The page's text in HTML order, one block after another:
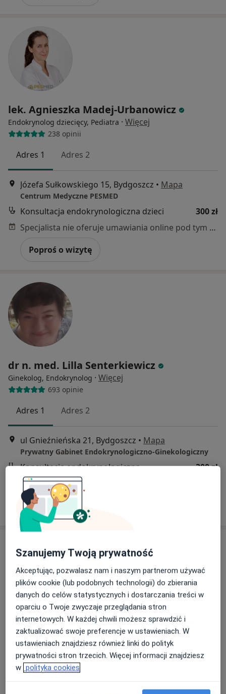
lek. Agnieszka Madej-Urbanowicz
Endokrynolog dziecięcy, Pediatra · Więcej
238 opinii
Adres 1 Adres 2
Józefa Sułkowskiego 15, Bydgoszcz • Mapa
Centrum Medyczne PESMED
Konsultacja endokrynologiczna dzieci
300 zł
Specjalista nie oferuje umawiania online pod tym adresem.
Poproś o wizytę
dr n. med. Lilla Senterkiewicz
Ginekolog, Endokrynolog · Więcej
693 opinie
Adres 1 Adres 2
ul Gnieźnieńska 21, Bydgoszcz • Mapa
Prywatny Gabinet Endokrynologiczno-Ginekologiczny
Konsultacja endokrynologiczna
300 zł
Poproś o wizytę
mgr Marta Fuz (Kubeł)
Dietetyk·Więcej
77 opinii
Adres 1 Adres 2
Szanujemy Twoją prywatność
Akceptując, pozwalasz nam i naszym partnerom używać
plików cookie (lub podobnych technologii) do zbierania
danych do celów statystycznych i dostarczania treści w
oparciu o Twoje zwyczaje przeglądania stron
internetowych. W każdej chwili możesz sprawdzić i
zaktualizować swoje preferencje w ustawieniach. W
ustawieniach znajdziesz również linki do polityk
prywatności stron trzecich. Więcej informacji znajdziesz
w polityka cookies